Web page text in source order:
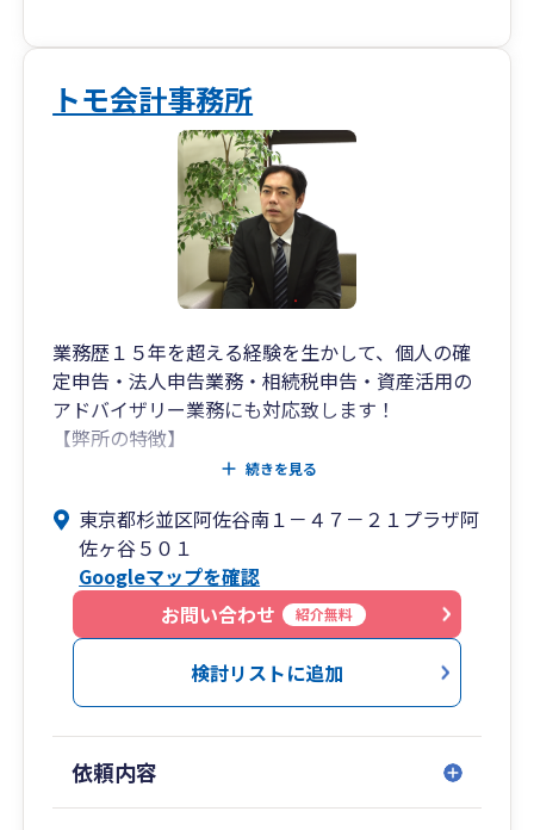
「何が問題なのか分からない」
といった経営者のお悩みを、一緒になって解決し
当社は「お客様の未来を一緒に考えられる」税理
士事務所を目指しています。
お客様が実現したい未来に向かって成長するため
に、本気でお手伝いします！！
トモ会計事務所
業務歴１５年を超える経験を生かして、個人の確
定申告・法人申告業務・相続税申告・資産活用の
アドバイザリー業務にも対応致します！
【弊所の特徴】
① 各種税務（個人・法人・相続）に精通した公
② ご相談への迅速かつ適切な対応
③ お客様の立場に立ったわかりやすく、丁寧な
対応
【サポート内容】
○ 損益情報のタイムリーな報告
適時適切な記帳によって将来の意思決定をサポー
経費の分析を行い、利益の次につながる経営をサ
ポートいたします。
続きを見る
東京都杉並区阿佐谷南１－４７－２１プラザ阿
佐ヶ谷５０１
Googleマップを確認
お問い合わせ
紹介無料
検討リストに追加
依頼内容